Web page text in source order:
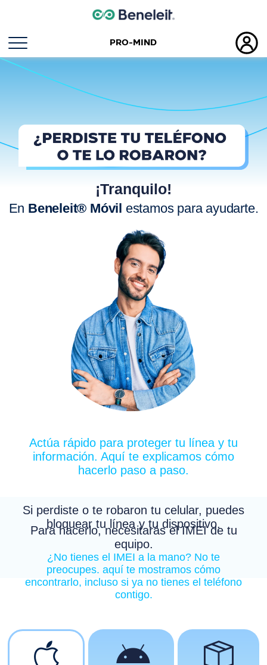
PRO-MIND
¡Tranquilo!
En Beneleit® Móvil estamos para ayudarte.
Actúa rápido para proteger tu línea y tu
información. Aquí te explicamos cómo
hacerlo paso a paso.
Si perdiste o te robaron tu celular, puedes
bloquear tu línea y tu dispositivo.
Para hacerlo, necesitarás el IMEI de tu
equipo.
¿No tienes el IMEI a la mano? No te
preocupes. aquí te mostramos cómo
encontrarlo, incluso si ya no tienes el teléfono
contigo.